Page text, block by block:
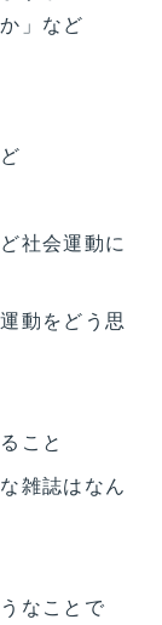
」など
社会運動に
動をどう思
こと
雑誌はなん
なことで